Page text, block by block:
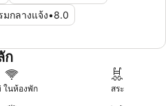
มกลางแจ้ง•8.0
ก
ในห้องพัก สระ